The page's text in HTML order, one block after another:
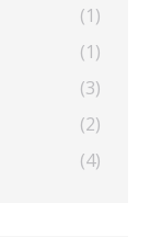
(1)
(1)
(3)
(2)
(4)